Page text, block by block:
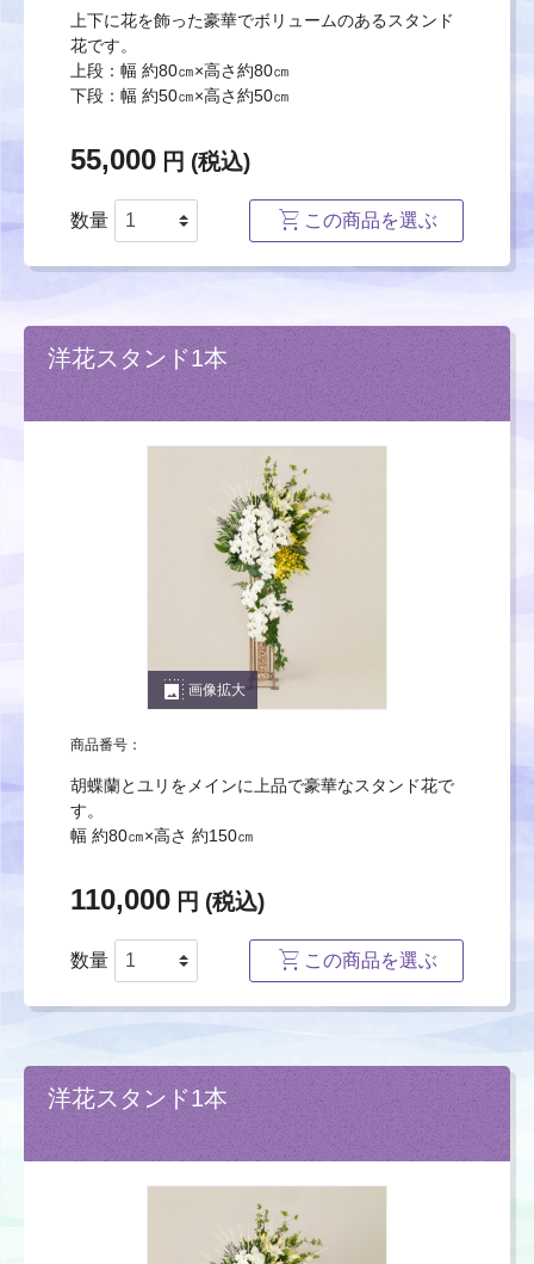
上下に花を飾った豪華でボリュームのあるスタンド
花です。
上段：幅 約80㎝×高さ約80㎝
下段：幅 約50㎝×高さ約50㎝
55,000 円 (税込)
数量 この商品を選ぶ
洋花スタンド1本
photo_size_select_large 画像拡大
商品番号：
胡蝶蘭とユリをメインに上品で豪華なスタンド花で
す。
幅 約80㎝×高さ 約150㎝
110,000 円 (税込)
数量 この商品を選ぶ
洋花スタンド1本